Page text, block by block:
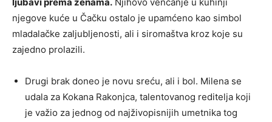
ljubavi prema ženama. Njihovo venčanje u kuhinji
njegove kuće u Čačku ostalo je upamćeno kao simbol
mladalačke zaljubljenosti, ali i siromaštva kroz koje su
zajedno prolazili.
Drugi brak doneo je novu sreću, ali i bol. Milena se
udala za Kokana Rakonjca, talentovanog reditelja koji
je važio za jednog od najživopisnijih umetnika tog